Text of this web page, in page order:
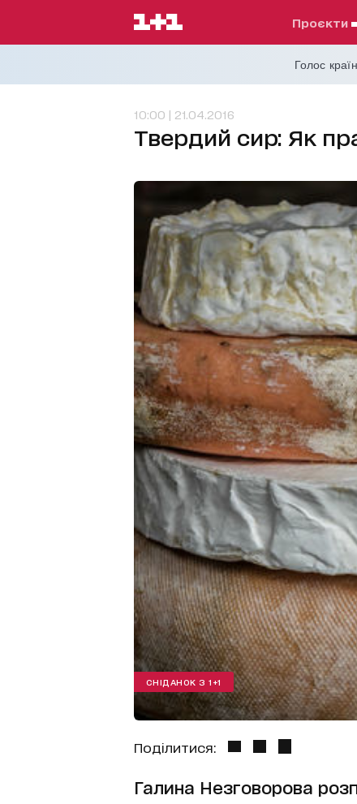
проєкти
Голос
10:00 | 21.04.2016
Твердий сир: Як
СНІДАНОК З 1+1
Поділитися:
Галина Незговорова